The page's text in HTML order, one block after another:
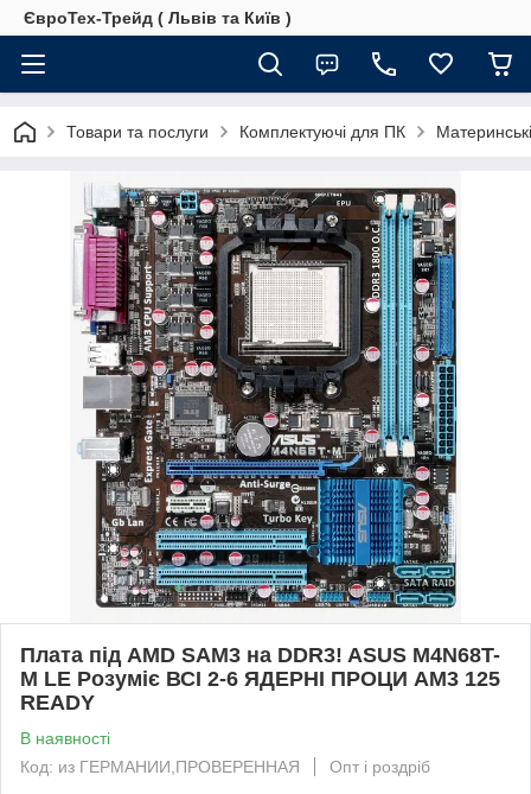
ЄвроТех-Трейд ( Львів та Київ )
Товари та послуги Комплектуючі для ПК
Плата під AMD SAM3 на DDR3! ASUS M4N68T-
M LE Розуміє ВСІ 2-6 ЯДЕРНІ ПРОЦИ AM3 125
READY
В наявності
Код: из ГЕРМАНИИ,ПРОВЕРЕННАЯ
Опт і роздріб